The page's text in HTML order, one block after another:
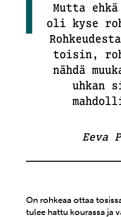
Mutta
oli kyse
toisin,
nähdä
uhkan
Eeva
On rohkeaa ottaa
tulee hattu kourassa ja